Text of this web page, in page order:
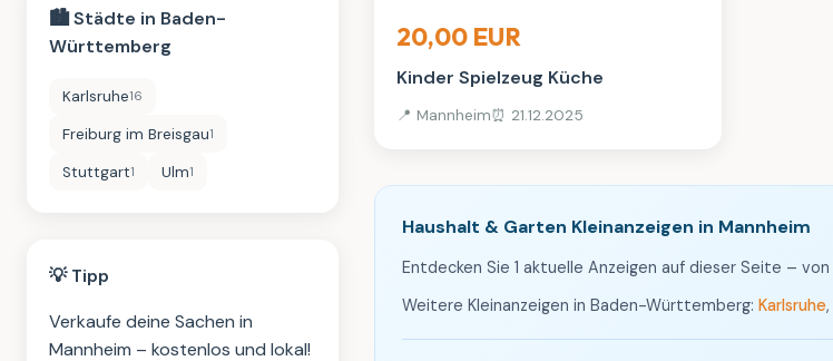
🏙️ Städte in Baden-
Württemberg
Karlsruhe16
Freiburg im Breisgau1
Stuttgart1 Ulm1
💡 Tipp
Verkaufe deine Sachen in
Mannheim – kostenlos und lokal!
20,00 EUR
Kinder Spielzeug Küche
📍 Mannheim⏰ 21.12.2025
Haushalt & Garten Kleinanzeigen in Mannheim
Entdecken Sie 1 aktuelle Anzeigen auf dieser Seite – von
Weitere Kleinanzeigen in Baden-Württemberg: Karlsruhe,